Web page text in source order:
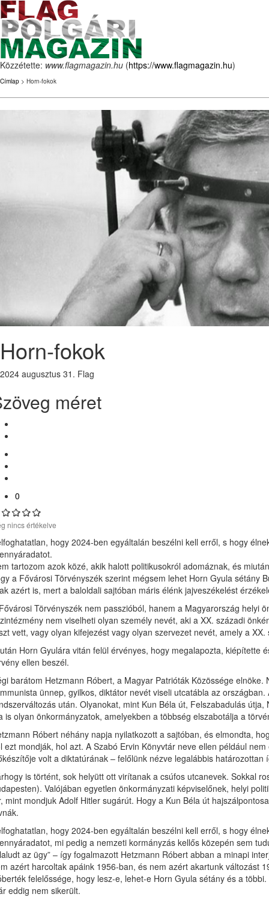
Közzétette: www.flagmagazin.hu (https://www.flagmagazin.hu)
Címlap > Horn-fokok
Horn-fokok
2024 augusztus 31. Flag
méret
0
nincs értékelve
hogy 2024-ben egyáltalán beszélni kell erről, s hogy
tartozom azok közé, akik halott politikusokról adomáznak, és
a Fővárosi Törvényszék szerint mégsem lehet Horn Gyula
azért is, mert a baloldali sajtóban máris élénk jajveszékelést
Törvényszék nem passzióból, hanem a Magyarország helyi
nem viselheti olyan személy nevét, aki a XX. századi
vett, vagy olyan kifejezést vagy olyan szervezet nevét, amely a
Horn Gyulára vitán felül érvényes, hogy megalapozta,
ellen beszél.
barátom Hetzmann Róbert, a Magyar Patrióták Közössége
ünnep, gyilkos, diktátor nevét viseli utcatábla az
után. Olyanokat, mint Kun Béla út, Felszabadulás
is olyan önkormányzatok, amelyekben a többség elszabotálja a
Róbert néhány napja nyilatkozott a sajtóban, és elmondta,
ezt mondják, hol azt. A Szabó Ervin Könyvtár neve ellen például
volt a diktatúrának – felőlünk nézve legalábbis határozottan
is történt, sok helyütt ott virítanak a csúfos utcanevek. Sokkal
Valójában egyetlen önkormányzati képviselőnek, helyi
mint mondjuk Adolf Hitler sugárút. Hogy a Kun Béla út
hogy 2024-ben egyáltalán beszélni kell erről, s hogy
mi pedig a nemzeti kormányzás kellős közepén sem
az ügy” – így fogalmazott Hetzmann Róbert abban a minapi
azért harcoltak apáink 1956-ban, és nem azért akartunk változást
felelőssége, hogy lesz-e, lehet-e Horn Gyula sétány és a
eddig nem sikerült.